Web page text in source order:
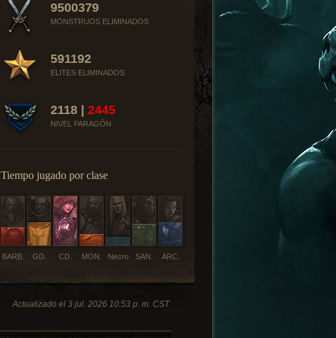
9500379
MONSTRUOS ELIMINADOS
591192
ELITES ELIMINADOS
2118 | 2445
NIVEL PARAGÓN
Tiempo jugado por clase
ARC.
BARB. CD.
GD. MON. Necro SAN.
Actualizado el 3 jul. 2026 10:53 p. m. CST